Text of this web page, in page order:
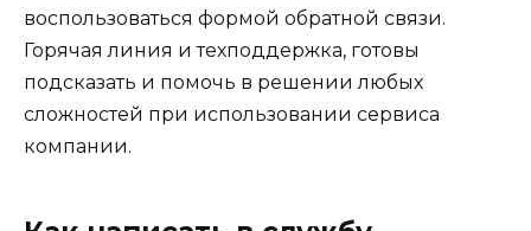
воспользоваться формой обратной связи.
Горячая линия и техподдержка, готовы
подсказать и помочь в решении любых
сложностей при использовании сервиса
компании.